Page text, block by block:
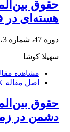
حقوق
هسته‌ای در
دوره 47، شماره 3، 1396، صفحه
سهیلا کوشا
مشاهده
اصل مقاله
حقوق
دشمن در